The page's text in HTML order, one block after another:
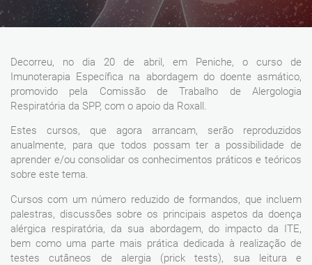
Decorreu, no dia 20 de abril, em Peniche, o curso de
Imunoterapia Específica na abordagem do doente asmático,
promovido pela Comissão de Trabalho de Alergologia
Respiratória da SPP, com o apoio da Roxall.
Estes cursos, que agora arrancam, serão reproduzidos
anualmente, para que todos possam ter a possibilidade de
aprender e/ou consolidar os conhecimentos práticos e teóricos
sobre este tema.
Cursos com um número reduzido de formandos, que incluem
palestras, discussões sobre os principais aspetos da doença
alérgica respiratória, da sua abordagem, do impacto da ITE,
bem como uma parte mais prática dedicada à realização de
testes cutâneos de alergia (prick tests), sua leitura e